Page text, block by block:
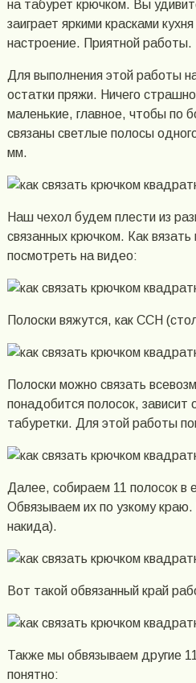
на табурет крючком. Вы
заиграет яркими красками
настроение. Приятной работы.
Для выполнения этой работы
остатки пряжи. Ничего
маленькие, главное, чтобы по
связаны светлые полосы
мм.
Наш чехол будем плести из
связанных крючком. Как
посмотреть на видео:
Полоски вяжутся, как ССН
Полоски можно связать
понадобится полосок, зависит
табуретки. Для этой работы
Далее, собираем 11 полосок в
Обвязываем их по узкому
накида).
Вот такой обвязанный край
Также мы обвязываем другие
понятно: